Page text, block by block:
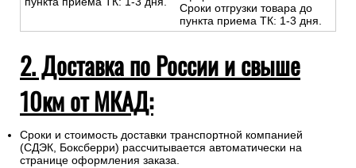
Сроки отгрузки товара до
пункта приема ТК: 1-3 дня.
2. Доставка по России и свыше
10км от МКАД:
Сроки и стоимость доставки транспортной компанией
(СДЭК, Боксберри) рассчитывается автоматически на
странице оформления заказа.